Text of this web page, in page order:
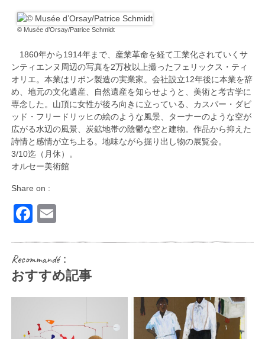
© Musée d’Orsay/Patrice Schmidt
1860年から1914年まで、産業革命を経て工業化されていくサ
ンティエンヌ周辺の写真を2万枚以上撮ったフェリックス・ティ
オリエ。本業はリボン製造の実業家。会社設立12年後に本業を辞
め、地元の文化遺産、自然遺産を知らせようと、美術と考古学に
専念した。山頂に女性が後ろ向きに立っている、カスパー・ダビ
ッド・フリードリッヒの絵のような風景、ターナーのような空が
広がる水辺の風景、炭鉱地帯の陰鬱な空と建物。作品から抑えた
詩情と感情が立ち上る。地味ながら掘り出し物の展覧会。
3/10迄（月休）。
オルセー美術館
Share on :
Facebook
Recommandé：
おすすめ記事